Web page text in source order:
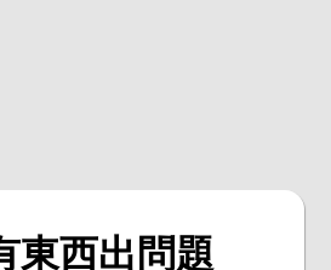
東西出問題